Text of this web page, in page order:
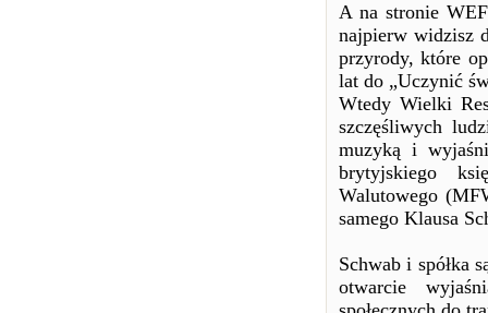
A na stronie
najpierw widzisz
przyrody, które
lat do „Uczynić
Wtedy Wielki
szczęśliwych
muzyką i
brytyjskiego
Walutowego
samego Klausa
Schwab i spółka
otwarcie